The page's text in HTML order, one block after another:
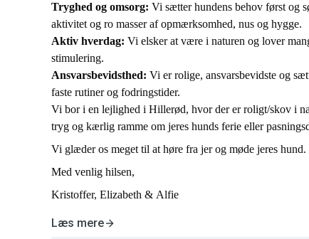
Tryghed og omsorg: Vi sætter hundens behov først og
aktivitet og ro masser af opmærksomhed, nus og hygge.
Aktiv hverdag: Vi elsker at være i naturen og lover
stimulering.
Ansvarsbevidsthed: Vi er rolige, ansvarsbevidste og
faste rutiner og fodringstider.
Vi bor i en lejlighed i Hillerød, hvor der er roligt/skov i
tryg og kærlig ramme om jeres hunds ferie eller
Vi glæder os meget til at høre fra jer og møde jeres hund.
Med venlig hilsen,
Kristoffer, Elizabeth & Alfie
Læs mere